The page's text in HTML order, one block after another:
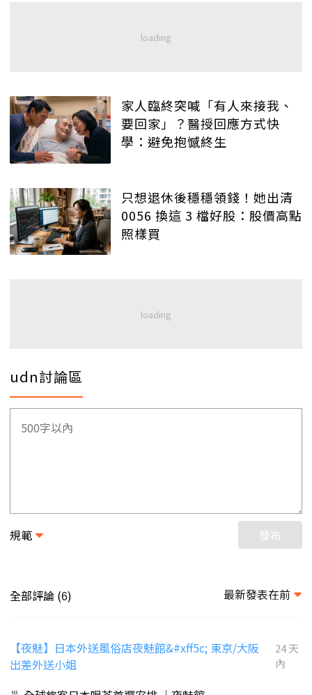
家人臨終突喊「有人來接我、
要回家」？醫授回應方式快
學：避免抱憾終生
只想退休後穩穩領錢！她出清
0056 換這 3 檔好股：股價高點
照樣買
udn討論區
規範 發布
全部評論 (6) 最新發表在前
【夜魅】日本外送風俗店夜魅館&#xff5c; 東京/大阪
出差外送小姐
24 天
內